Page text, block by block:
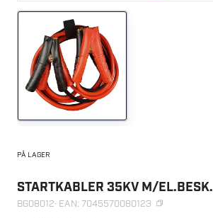
PÅ LAGER
STARTKABLER 35KV M/EL.BESK.
BG08012· EAN: 7045570080123